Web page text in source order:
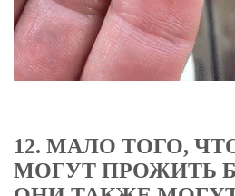
12. МАЛО ТОГО,
МОГУТ ПРОЖИТЬ